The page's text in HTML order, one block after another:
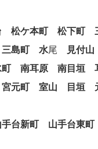
松ケ本町 松下町
三島町 水尾 見付山
町 南耳原 南目垣
宮元町 室山 目垣
手台新町 山手台東町